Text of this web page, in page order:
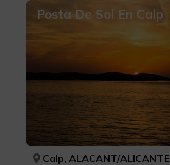
Posta De Sol En Calp
Calp, ALACANT/ALICANTE